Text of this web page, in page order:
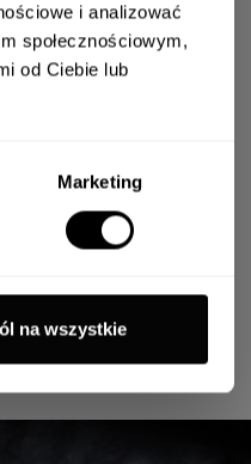
i analizować
społecznościowym,
od Ciebie lub
Marketing
na wszystkie
ZAPISZ